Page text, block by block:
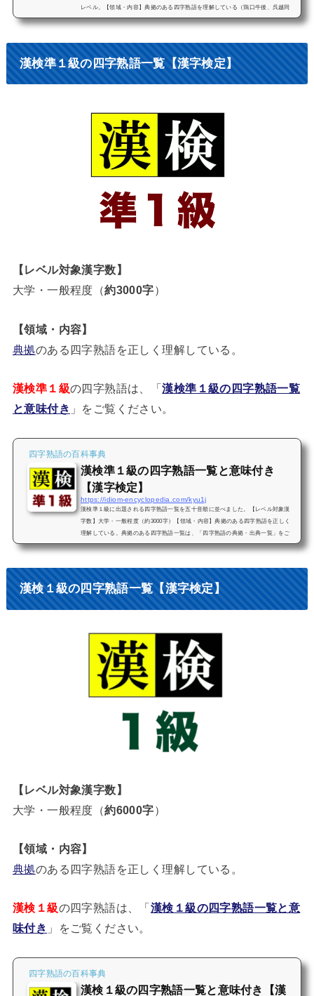
レベル。【領域・内容】典拠のある四字熟語を理解している（鶏口牛後、呉越同
舟 など）。典拠のある四字熟語一覧は、「四字熟語の典拠・出典一覧」をご覧
すので、漢字検定２級の合格に是非お役立てください。その他の級はこちらをご
覧ください。【索引】漢検２級の四字熟語 検索あ行か行さ行た行な行は...
漢検準１級の四字熟語一覧【漢字検定】
【レベル対象漢字数】
大学・一般程度（約3000字）
【領域・内容】
典拠のある四字熟語を正しく理解している。
漢検準１級の四字熟語は、「漢検準１級の四字熟語一覧
と意味付き 」をご覧ください。
四字熟語の百科事典
漢検準１級の四字熟語一覧と意味付き
【漢字検定】
https://idiom-encyclopedia.com/kyu1j
漢検準１級に出題される四字熟語一覧を五十音順に並べました。【レベル対象漢
字数】大学・一般程度（約3000字）【領域・内容】典拠のある四字熟語を正しく
理解している。典拠のある四字熟語一覧は、「四字熟語の典拠・出典一覧」をご
覧ください。勉強しやすいように、対象となる四字熟語を意味付きで掲載してい
をご覧ください。【索引】漢検準１級の四字熟語 検索あ行か行さ行た行な行は行
ま行や行ら行わ行「あ行」漢検準１級の四字熟語一覧愛及屋烏（あいき...
漢検１級の四字熟語一覧【漢字検定】
【レベル対象漢字数】
大学・一般程度（約6000字）
【領域・内容】
典拠のある四字熟語を正しく理解している。
漢検１級の四字熟語は、「漢検１級の四字熟語一覧と意
味付き 」をご覧ください。
四字熟語の百科事典
漢検１級の四字熟語一覧と意味付き【漢